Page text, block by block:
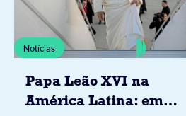
Notícias
Papa Leão XVI na
América Latina: em